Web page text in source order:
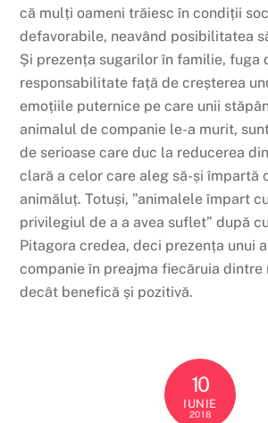
că mulți oameni trăiesc în condiții
defavorabile, neavând posibilitatea
Și prezența sugarilor în familie, fuga
responsabilitate față de creșterea
emoțiile puternice pe care unii
animalul de companie le-a murit,
de serioase care duc la reducerea
clară a celor care aleg să-și împartă
animăluț. Totuși, ”animalele împart
privilegiul de a a avea suflet” după
Pitagora credea, deci prezența unui
companie în preajma fiecăruia dintre
decât benefică și pozitivă.
10
IUNIE
2018